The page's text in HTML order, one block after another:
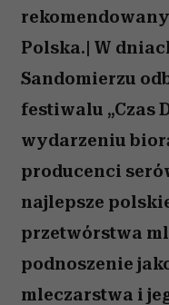
Polska.| W
Sandomierzu
festiwalu „Czas
wydarzeniu
producenci
najlepsze
przetwórstwa
podnoszenie
mleczarstwa i